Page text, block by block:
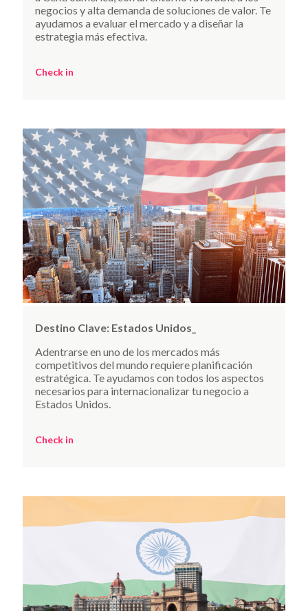
negocios y alta demanda de soluciones de valor. Te
ayudamos a evaluar el mercado y a diseñar la
estrategia más efectiva.
Check in
Destino Clave: Estados Unidos_
Adentrarse en uno de los mercados más
competitivos del mundo requiere planificación
estratégica. Te ayudamos con todos los aspectos
necesarios para internacionalizar tu negocio a
Estados Unidos.
Check in